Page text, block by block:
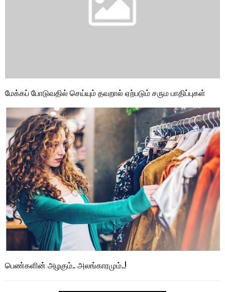
மேக்கப் போடுவதில் செய்யும் தவறால் ஏற்படும் சரும பாதிப்புகள்
பெண்களின் அழகும்.. அலங்காரமும்..!